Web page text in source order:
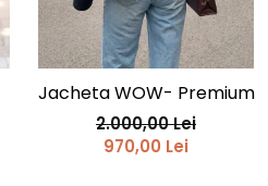
Jacheta WOW- Premium
2.000,00 Lei
970,00 Lei